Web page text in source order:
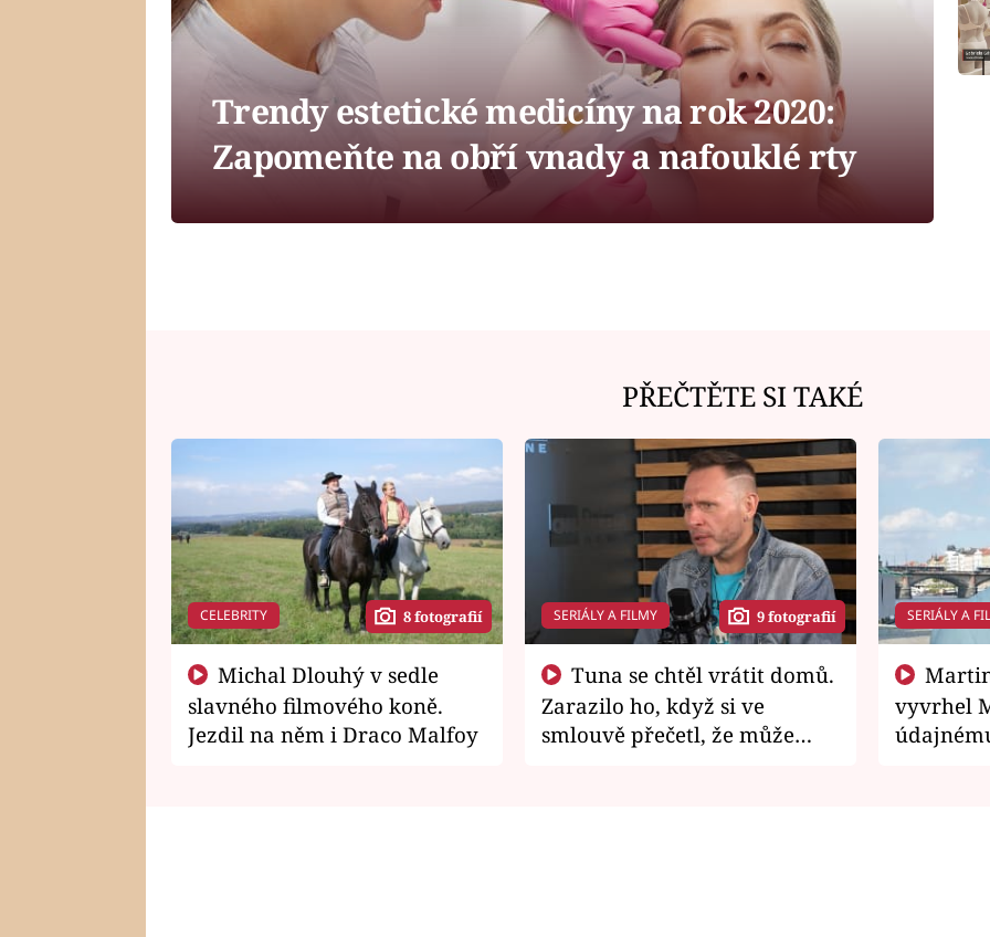
Trendy estetické medicíny na rok 2020:
Zapomeňte na obří vnady a nafouklé rty
PŘEČTĚTE SI TAKÉ
CELEBRITY 8 fotografií
slavného filmového koně.
Jezdil na něm i Draco Malfoy
SERIÁLY A FILMY 9 fotografií
Zarazilo ho, když si ve
smlouvě přečetl, že může
SERIÁLY A
vyvrhel